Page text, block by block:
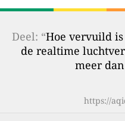
Deel: “Hoe vervuild
de realtime
meer
https://